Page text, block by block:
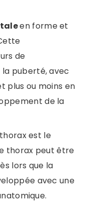
en forme et
de
la puberté, avec
plus ou moins en
de la
est le
thorax peut être
lors que la
avec une